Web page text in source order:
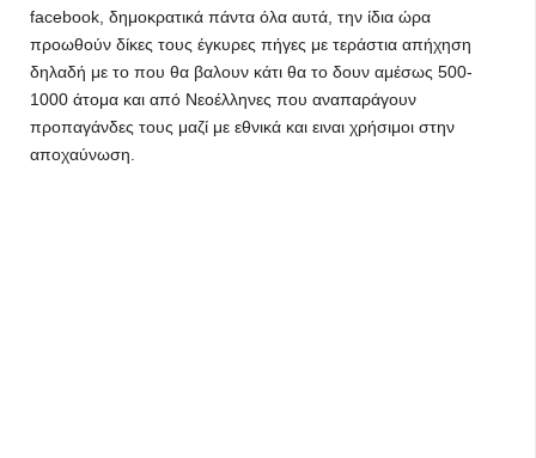
facebook, δημοκρατικά πάντα όλα αυτά, την ίδια ώρα
προωθούν δίκες τους έγκυρες πήγες με τεράστια απήχηση
δηλαδή με το που θα βαλουν κάτι θα το δουν αμέσως 500-
1000 άτομα και από Νεοέλληνες που αναπαράγουν
προπαγάνδες τους μαζί με εθνικά και ειναι χρήσιμοι στην
αποχαύνωση.